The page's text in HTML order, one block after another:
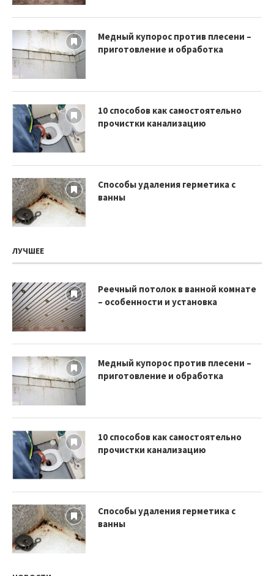
Медный купорос против плесени –
приготовление и обработка
10 способов как самостоятельно
прочистки канализацию
Способы удаления герметика с
ванны
ЛУЧШЕЕ
Реечный потолок в ванной комнате
– особенности и установка
Медный купорос против плесени –
приготовление и обработка
10 способов как самостоятельно
прочистки канализацию
Способы удаления герметика с
ванны